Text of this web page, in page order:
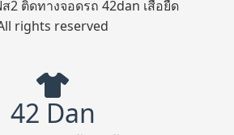
ส2 ติดทางจอดรถ 42dan เสื้อยืด
rights reserved
42 Dan